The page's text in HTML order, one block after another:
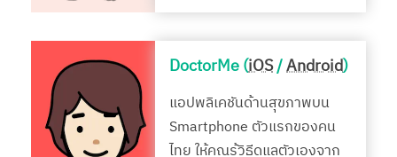
DoctorMe (iOS/Android)
แอปพลิเคชันด้านสุขภาพบน
Smartphone ตัวแรกของคน
ไทย ให้คุณรู้วิธีดูแลตัวเองจาก